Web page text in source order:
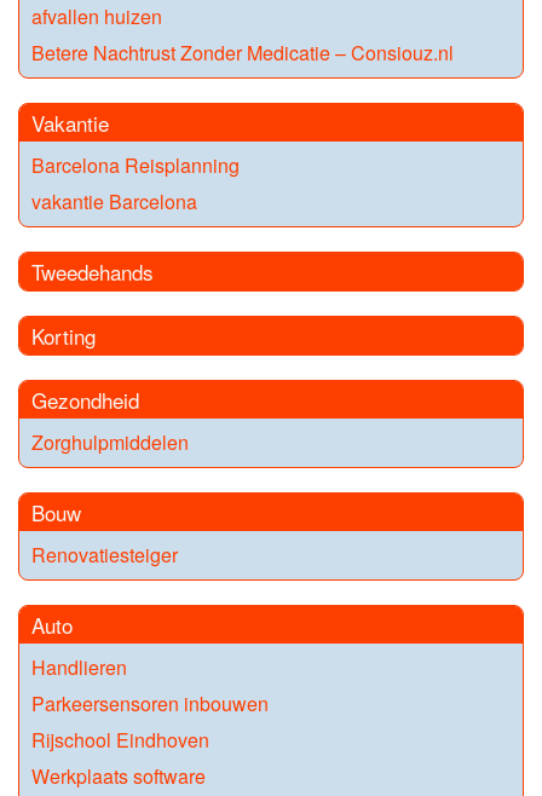
afvallen huizen
Betere Nachtrust Zonder Medicatie – Consiouz.nl
Vakantie
Barcelona Reisplanning
vakantie Barcelona
Tweedehands
Korting
Gezondheid
Zorghulpmiddelen
Bouw
Renovatiesteiger
Auto
Handlieren
Parkeersensoren inbouwen
Rijschool Eindhoven
Werkplaats software